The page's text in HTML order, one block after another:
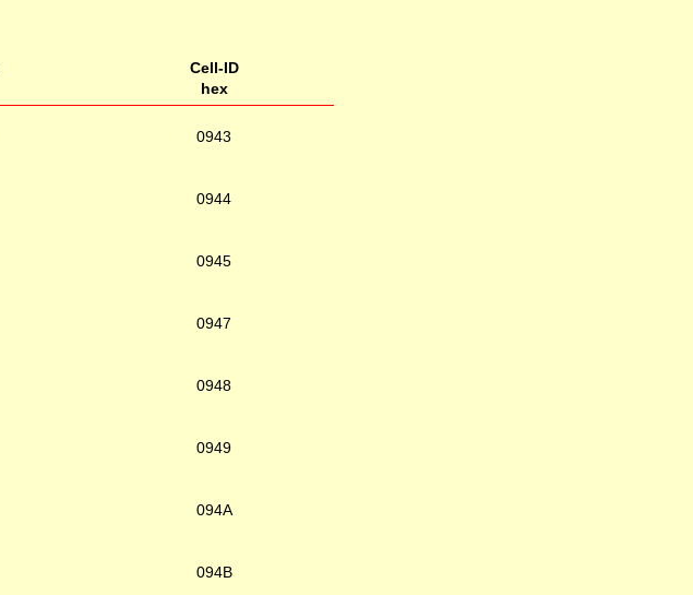
Cell-ID
hex
0943
0944
0945
0947
0948
0949
094A
094B